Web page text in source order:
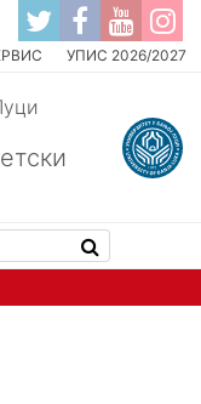
УПИС 2026/2027